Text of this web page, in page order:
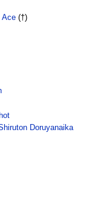
Ace(†)
Doruyanaika